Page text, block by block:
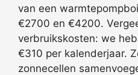
van een
€2700 en €4200.
verbruikskosten: we
€310 per kalenderjaar.
zonnecellen